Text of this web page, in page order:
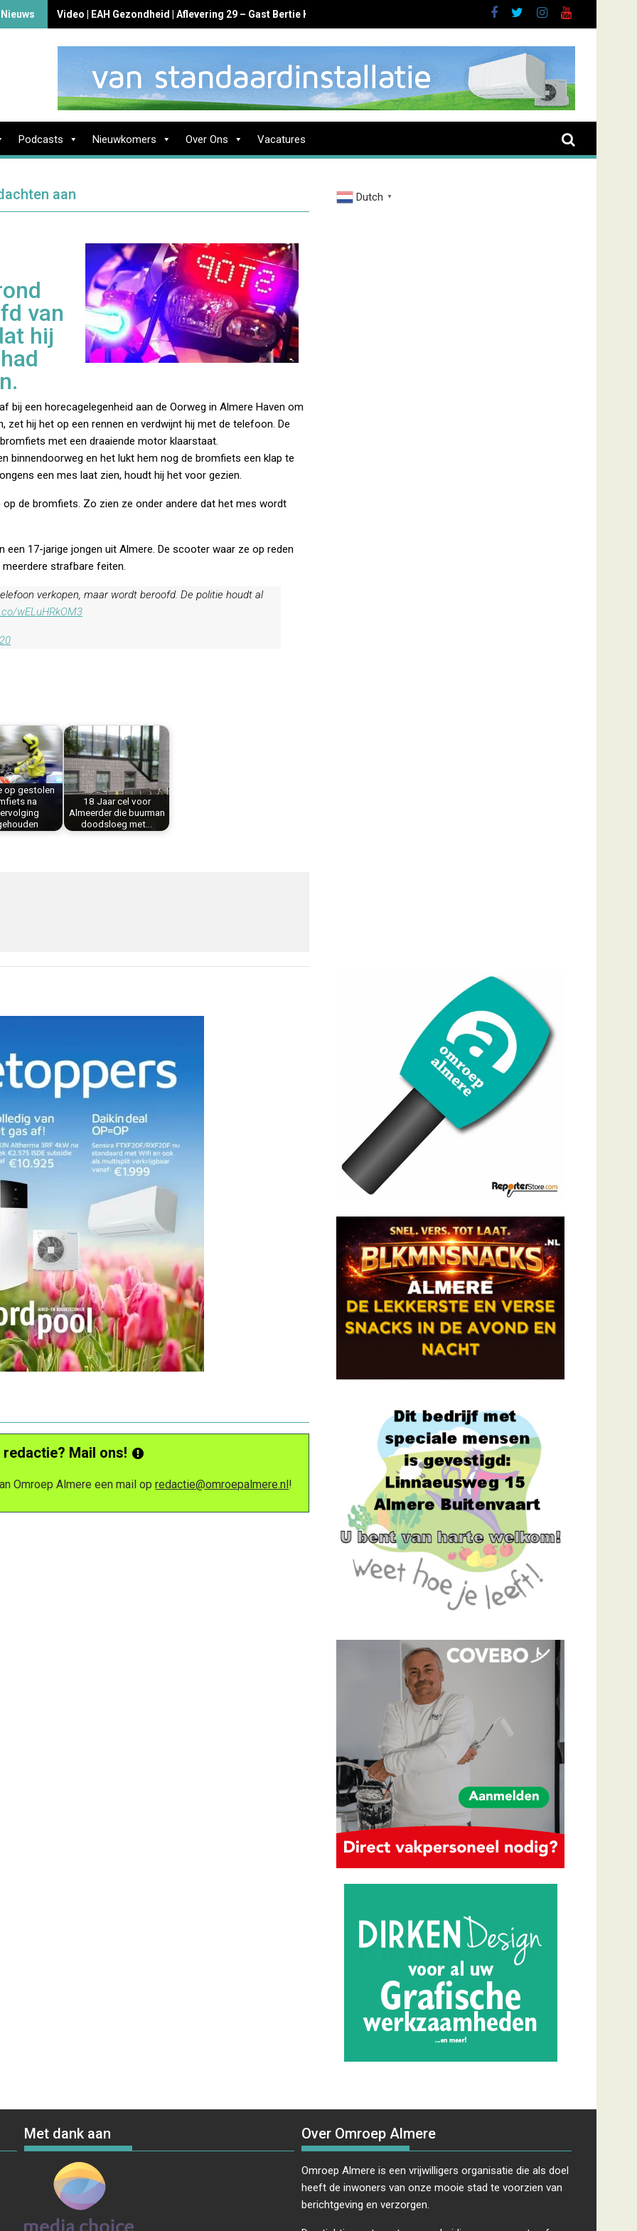
Video | EAH Gezondheid | Aflevering 29 – Gast Bertie Koussen
Podcasts Nieuwkomers Over Ons Vacatures
aan
van
hij
bij een horecagelegenheid aan de Oorweg in Almere Haven om
hij het op een rennen en verdwijnt hij met de telefoon. De
met een draaiende motor klaarstaat.
binnendoorweg en het lukt hem nog de bromfiets een klap te
een mes laat zien, houdt hij het voor gezien.
de bromfiets. Zo zien ze onder andere dat het mes wordt
een 17-jarige jongen uit Almere. De scooter waar ze op reden
strafbare feiten.
verkopen, maar wordt beroofd. De politie houdt al
wELuHRkOM3
op gestolen
na
18 Jaar cel voor
Almeerder die buurman
doodsloeg met…
Mail ons!
Omroep Almere een mail opredactie@omroepalmere.nl!
Dutch ▼
Met dank aan Over Omroep Almere
Omroep Almere is een vrijwilligers organisatie die als doel
heeft de inwoners van onze mooie stad te voorzien van
berichtgeving en verzorgen.